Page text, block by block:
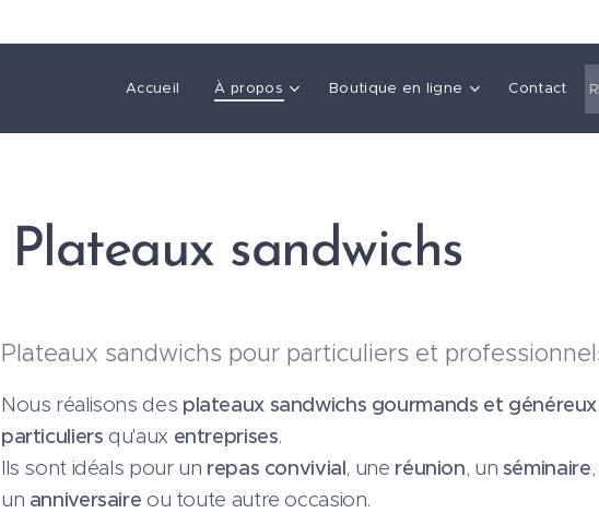
Accueil À propos Boutique en ligne Contact
Plateaux sandwichs
Plateaux sandwichs pour particuliers et
Nous réalisons des plateaux sandwichs gourmands et généreux
particuliers qu'aux entreprises.
Ils sont idéals pour un repas convivial, une réunion, un séminaire
un anniversaire ou toute autre occasion.